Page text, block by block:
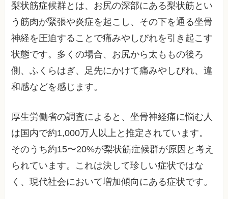
梨状筋症候群とは、お尻の深部にある梨状筋とい
う筋肉が緊張や炎症を起こし、その下を通る坐骨
神経を圧迫することで痛みやしびれを引き起こす
状態です。多くの場合、お尻から太ももの後ろ
側、ふくらはぎ、足先にかけて痛みやしびれ、違
和感などを感じます。
厚生労働省の調査によると、坐骨神経痛に悩む人
は国内で約1,000万人以上と推定されています。
そのうち約15〜20%が梨状筋症候群が原因と考え
られています。これは決して珍しい症状ではな
く、現代社会において増加傾向にある症状です。